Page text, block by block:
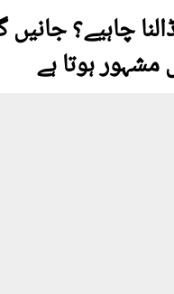
چاہیے؟
ہوتا ہے